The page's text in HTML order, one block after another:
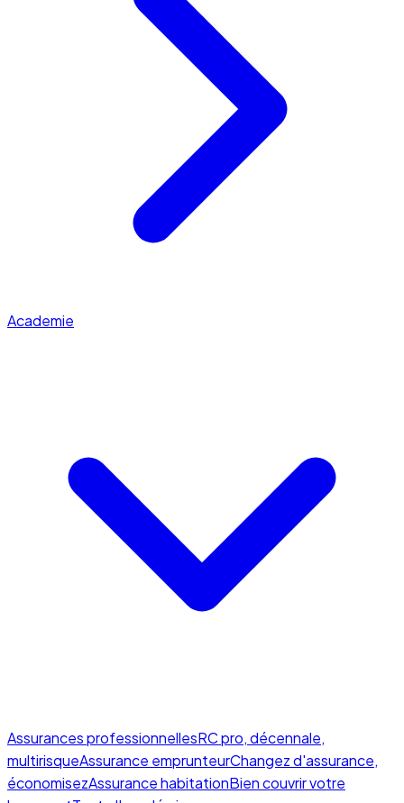
Academie
Assurances professionnellesRC pro, décennale,
multirisqueAssurance emprunteurChangez d'assurance,
économisezAssurance habitationBien couvrir votre